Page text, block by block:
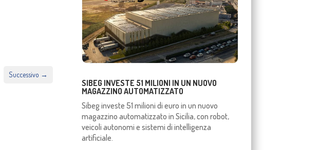
Successivo →
SIBEG INVESTE 51 MILIONI IN UN NUOVO
MAGAZZINO AUTOMATIZZATO
Sibeg investe 51 milioni di euro in un nuovo
magazzino automatizzato in Sicilia, con robot,
veicoli autonomi e sistemi di intelligenza
artificiale.